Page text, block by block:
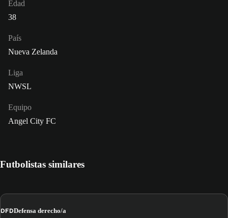
Edad
38
País
Nueva Zelanda
Liga
NWSL
Equipo
Angel City FC
Futbolistas similares
DFDDefensa derecho/a